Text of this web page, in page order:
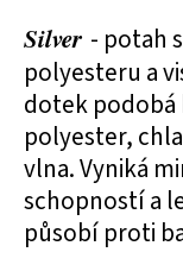
Silver - potah
polyesteru a
dotek
polyester,
vlna. Vyniká
schopností a
působí proti